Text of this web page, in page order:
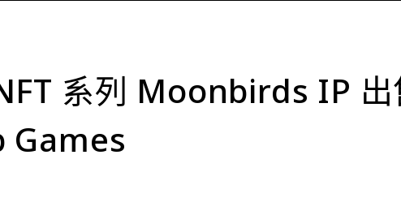
系列 Moonbirds IP 出
Games